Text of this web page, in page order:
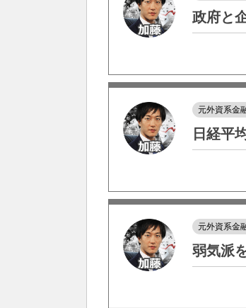
政府と
元外資系金
日経平
元外資系金
弱気派